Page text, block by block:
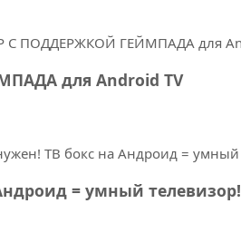
для Android TV
= умный телевизор!